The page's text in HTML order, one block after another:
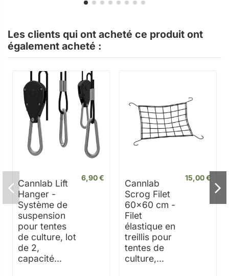
Les clients qui ont acheté ce produit ont
également acheté :
Cannlab Lift
Hanger -
Système de
suspension
pour tentes
de culture, lot
de 2,
capacité...
6,90 €
Cannlab
Scrog Filet
60x60 cm -
Filet
élastique en
treillis pour
tentes de
culture,...
15,00 €